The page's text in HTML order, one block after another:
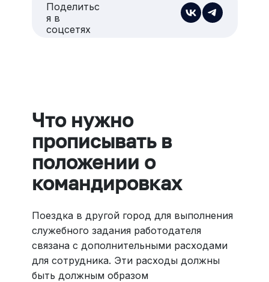
Поделитьс
я в
соцсетях
Что нужно
прописывать в
положении о
командировках
Поездка в другой город для выполнения
служебного задания работодателя
связана с дополнительными расходами
для сотрудника. Эти расходы должны
быть должным образом